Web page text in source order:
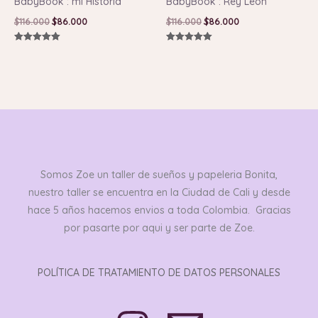
$116.000$86.000 $116.000$86.000
Somos Zoe un taller de sueños y papeleria Bonita,
nuestro taller se encuentra en la Ciudad de Cali y desde
hace 5 años hacemos envios a toda Colombia. Gracias
por pasarte por aqui y ser parte de Zoe.
POLÍTICA DE TRATAMIENTO DE DATOS PERSONALES